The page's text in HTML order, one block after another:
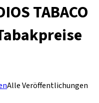
TABACO
Alle Veröffentlichungen